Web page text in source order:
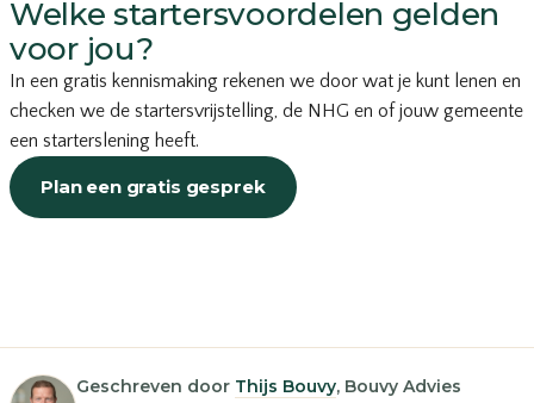
Welke startersvoordelen gelden
voor jou?
In een gratis kennismaking rekenen we door wat je kunt lenen en
checken we de startersvrijstelling, de NHG en of jouw gemeente
een starterslening heeft.
Plan een gratis gesprek
Geschreven door Thijs Bouvy, Bouvy Advies